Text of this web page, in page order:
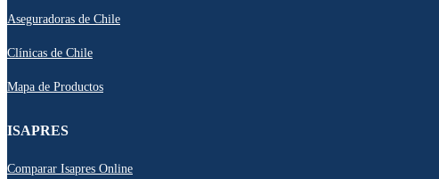
Aseguradoras de Chile
Clínicas de Chile
Mapa de Productos
ISAPRES
Comparar Isapres Online